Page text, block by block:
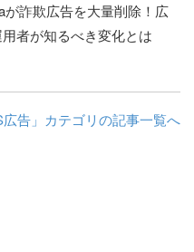
が詐欺広告を大量削除！広
者が知るべき変化とは
広告」カテゴリの記事一覧へ